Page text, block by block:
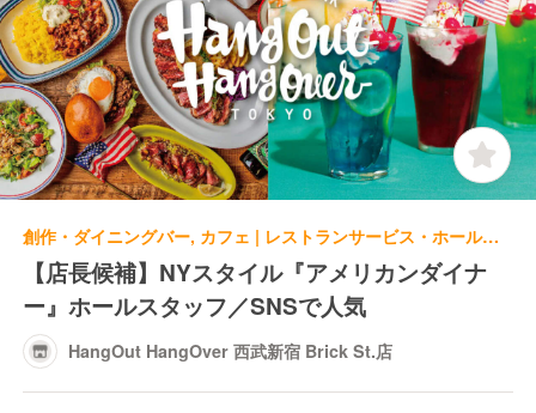
創作・ダイニングバー, カフェ | レストランサービス・ホールスタッフ | HangOut HangOver 西武新宿 Brick St.店
【店長候補】NYスタイル『アメリカンダイナ
ー』ホールスタッフ／SNSで人気
HangOut HangOver 西武新宿 Brick St.店